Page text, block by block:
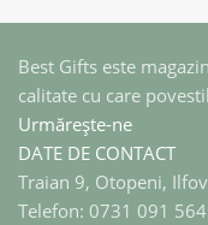
Best Gifts este
calitate cu care
Urmărește-ne
DATE DE CONTACT
Traian 9, Otopeni,
Telefon: 0731 091 564